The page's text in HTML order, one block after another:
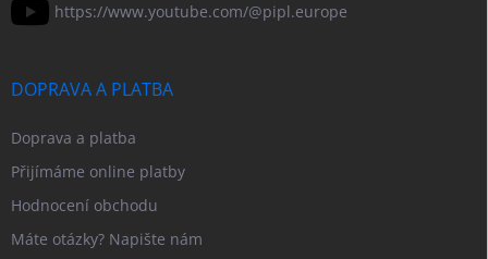
https://www.youtube.com/@pipl.europe
DOPRAVA A PLATBA
Doprava a platba
Přijímáme online platby
Hodnocení obchodu
Máte otázky? Napište nám